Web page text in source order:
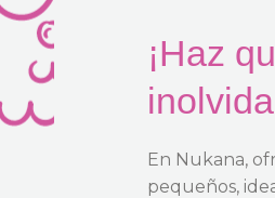
¡Haz
En Nukana,
pequeños,